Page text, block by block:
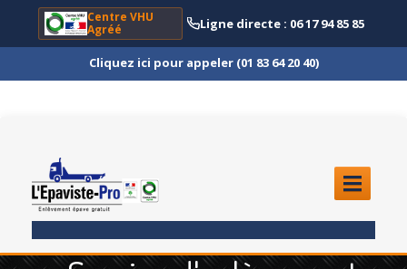
Centre VHU
Agréé
Ligne directe : 06 17 94 85 85
Cliquez ici pour appeler (01 83 64 20 40)